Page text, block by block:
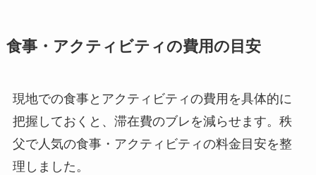
食事・アクティビティの費用の目安
現地での食事とアクティビティの費用を具体的に
把握しておくと、滞在費のブレを減らせます。秩
父で人気の食事・アクティビティの料金目安を整
理しました。